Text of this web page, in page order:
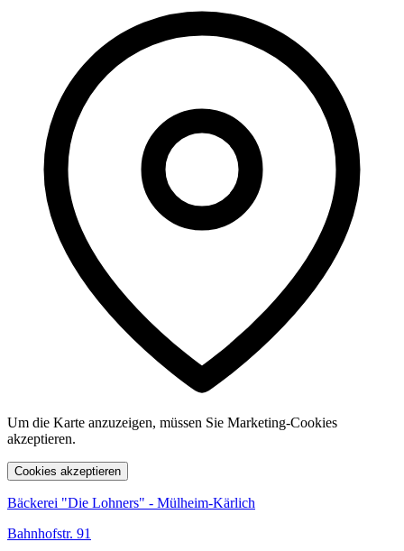
Um die Karte anzuzeigen, müssen Sie Marketing-Cookies
akzeptieren.
Cookies akzeptieren
Bäckerei "Die Lohners" - Mülheim-Kärlich
Bahnhofstr. 91